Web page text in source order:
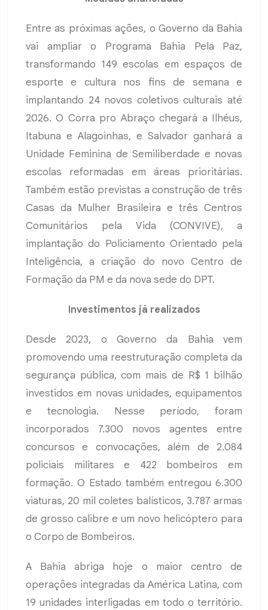
Entre as próximas ações, o Governo da Bahia
vai ampliar o Programa Bahia Pela Paz,
transformando 149 escolas em espaços de
esporte e cultura nos fins de semana e
implantando 24 novos coletivos culturais até
2026. O Corra pro Abraço chegará a Ilhéus,
Itabuna e Alagoinhas, e Salvador ganhará a
Unidade Feminina de Semiliberdade e novas
escolas reformadas em áreas prioritárias.
Também estão previstas a construção de três
Casas da Mulher Brasileira e três Centros
Comunitários pela Vida (CONVIVE), a
implantação do Policiamento Orientado pela
Inteligência, a criação do novo Centro de
Formação da PM e da nova sede do DPT.
Investimentos já realizados
Desde 2023, o Governo da Bahia vem
promovendo uma reestruturação completa da
segurança pública, com mais de R$ 1 bilhão
investidos em novas unidades, equipamentos
e tecnologia. Nesse período, foram
incorporados 7.300 novos agentes entre
concursos e convocações, além de 2.084
policiais militares e 422 bombeiros em
formação. O Estado também entregou 6.300
viaturas, 20 mil coletes balísticos, 3.787 armas
de grosso calibre e um novo helicóptero para
o Corpo de Bombeiros.
A Bahia abriga hoje o maior centro de
operações integradas da América Latina, com
19 unidades interligadas em todo o território.